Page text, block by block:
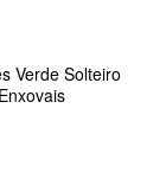
Verde Solteiro